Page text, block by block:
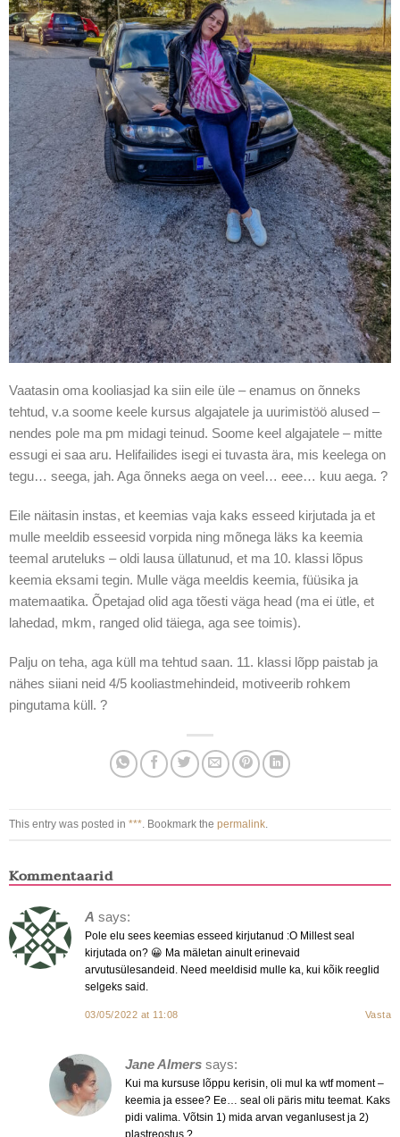
Vaatasin oma kooliasjad ka siin eile üle – enamus on õnneks
tehtud, v.a soome keele kursus algajatele ja uurimistöö alused –
nendes pole ma pm midagi teinud. Soome keel algajatele – mitte
essugi ei saa aru. Helifailides isegi ei tuvasta ära, mis keelega on
tegu… seega, jah. Aga õnneks aega on veel… eee… kuu aega. ?
Eile näitasin instas, et keemias vaja kaks esseed kirjutada ja et
mulle meeldib esseesid vorpida ning mõnega läks ka keemia
teemal aruteluks – oldi lausa üllatunud, et ma 10. klassi lõpus
keemia eksami tegin. Mulle väga meeldis keemia, füüsika ja
matemaatika. Õpetajad olid aga tõesti väga head (ma ei ütle, et
lahedad, mkm, ranged olid täiega, aga see toimis).
Palju on teha, aga küll ma tehtud saan. 11. klassi lõpp paistab ja
nähes siiani neid 4/5 kooliastmehindeid, motiveerib rohkem
pingutama küll. ?
This entry was posted in ***. Bookmark the permalink.
Kommentaarid
A says:
Pole elu sees keemias esseed kirjutanud :O Millest seal
kirjutada on? 😀 Ma mäletan ainult erinevaid
arvutusülesandeid. Need meeldisid mulle ka, kui kõik reeglid
selgeks said.
03/05/2022 at 11:08 Vasta
Jane Almers says:
Kui ma kursuse lõppu kerisin, oli mul ka wtf moment –
keemia ja essee? Ee… seal oli päris mitu teemat. Kaks
pidi valima. Võtsin 1) mida arvan veganlusest ja 2)